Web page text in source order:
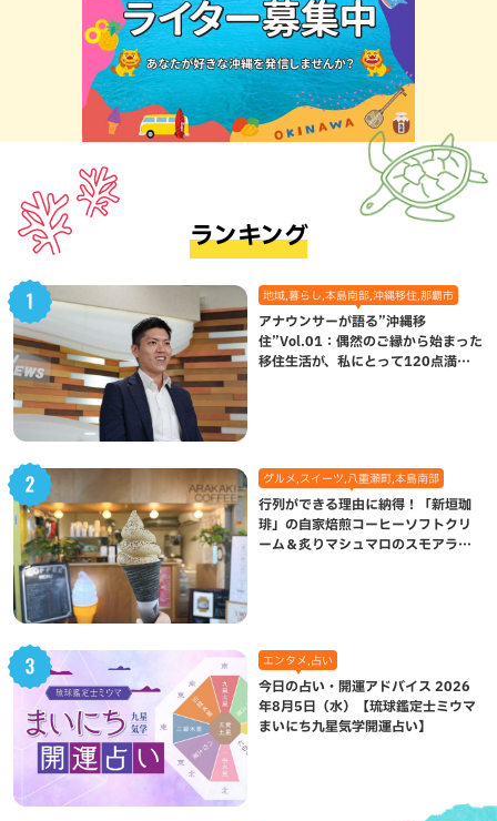
ランキング
地域,暮らし,本島南部,沖縄移住,那覇市
アナウンサーが語る”沖縄移
住”Vol.01：偶然のご縁から始まった
移住生活が、私にとって120点満点
グルメ,スイーツ,八重瀬町,本島南部
行列ができる理由に納得！「新垣珈
琲」の自家焙煎コーヒーソフトクリ
ーム＆炙りマシュマロのスモアラテ
エンタメ,占い
今日の占い・開運アドバイス 2026
年8月5日（水）【琉球鑑定士ミウマ
まいにち九星気学開運占い】